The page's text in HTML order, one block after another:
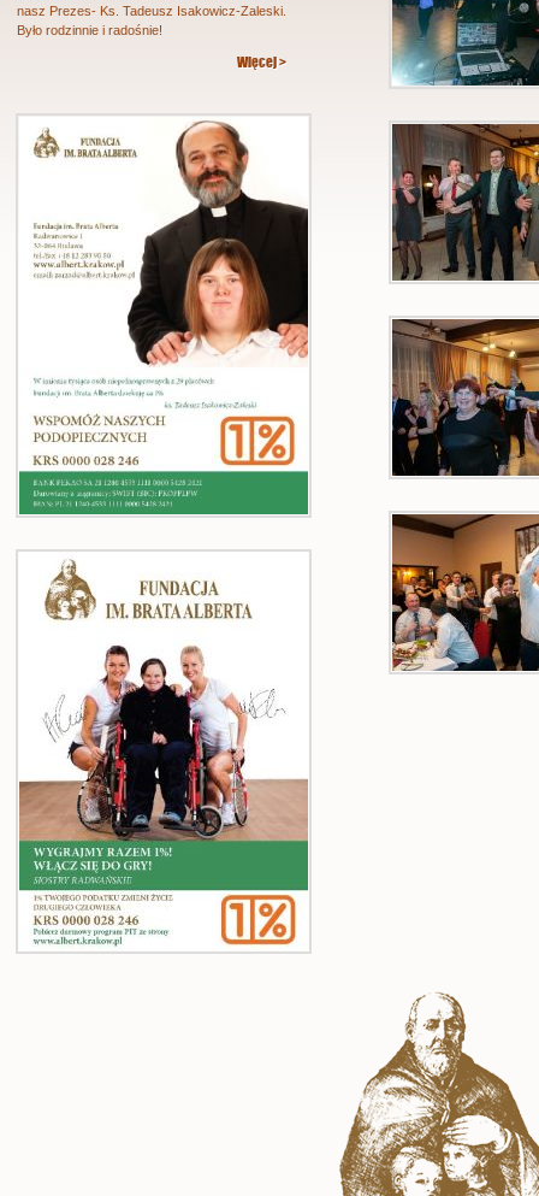
nasz Prezes- Ks. Tadeusz Isakowicz-Zaleski.
Było rodzinnie i radośnie!
Więcej >